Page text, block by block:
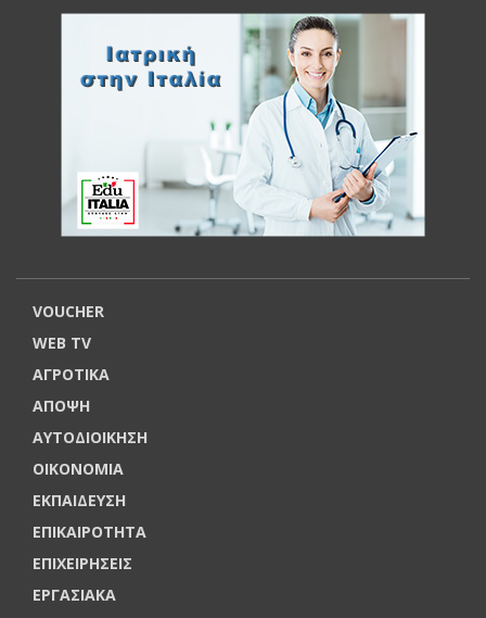
VOUCHER
WEB TV
ΑΓΡΟΤΙΚΑ
ΑΠΟΨΗ
ΑΥΤΟΔΙΟΙΚΗΣΗ
ΟΙΚΟΝΟΜΙΑ
ΕΚΠΑΙΔΕΥΣΗ
ΕΠΙΚΑΙΡΟΤΗΤΑ
ΕΠΙΧΕΙΡΗΣΕΙΣ
ΕΡΓΑΣΙΑΚΑ